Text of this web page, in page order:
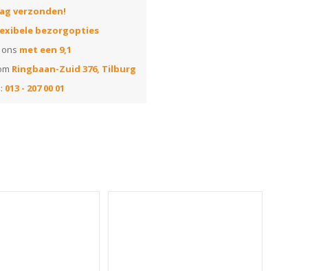
verzonden!
bezorgopties
met een 9,1
Ringbaan-Zuid 376, Tilburg
013 - 207 00 01